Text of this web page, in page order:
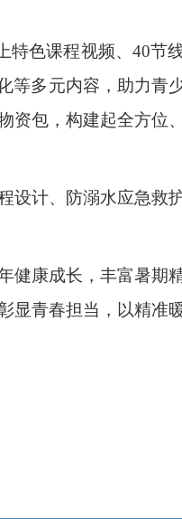
特色课程视频、40节
等多元内容，助力青
资包，构建起全方位
计、防溺水应急救
健康成长，丰富暑期
显青春担当，以精准